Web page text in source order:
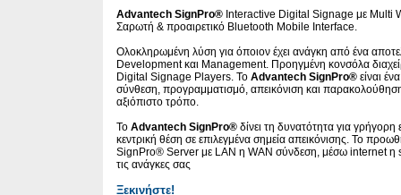
Advantech SignPro®Interactive Digital Signage με Multi
Σαρωτή & προαιρετικό Bluetooth Mobile Interface.
Ολοκληρωμένη λύση για όποιον έχει ανάγκη από ένα
Development και Management. Προηγμένη κονσόλα
Digital Signage Players. To Advantech SignPro®είναι
σύνθεση, προγραμματισμό, απεικόνιση και
αξιόπιστο τρόπο.
ToAdvantech SignPro®δίνει τη δυνατότητα για
κεντρική θέση σε επιλεγμένα σημεία απεικόνισης. Το
SignPro® Server με LAN η WAN σύνδεση, μέσω internet η
τις ανάγκες σας
Ξεκινήστε!